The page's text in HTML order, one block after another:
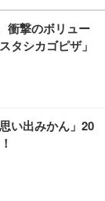
疲れない テレ
ロッキング機
ね上げ式アーム
高反発クッシ
ック)
疲れない テレ
ロッキング機
ね上げ式アーム
充電
チ 液晶モニタ
HDMI/DisplayP
イベル VESA対
型犬用 26枚入
Amazon.co.jp
マ ペットシーツ
ケース販売)
衝撃のボリュー
タシカゴピザ」
い出みかん」20